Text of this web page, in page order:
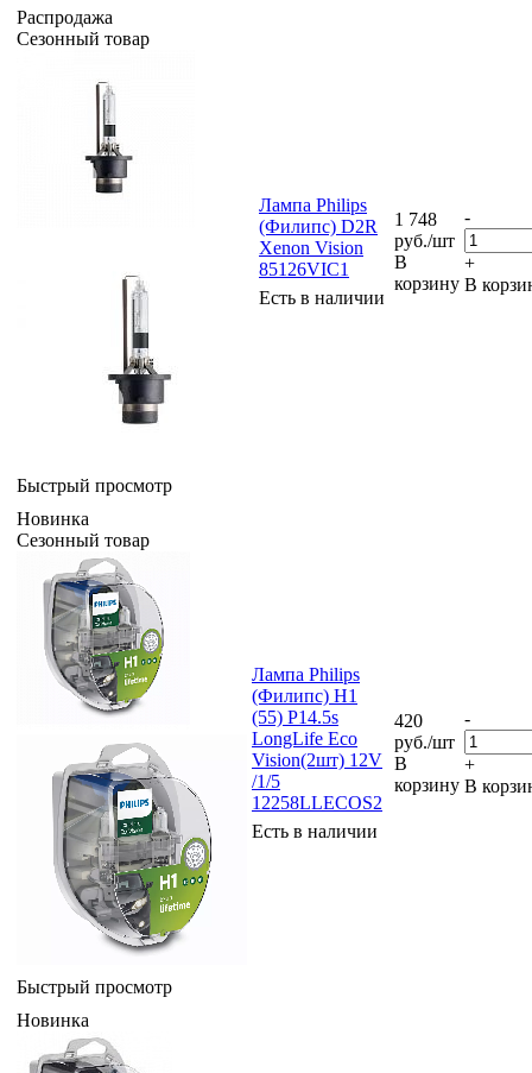
Распродажа
Сезонный товар
Быстрый просмотр
Лампа Philips
(Филипс) D2R
Xenon Vision
85126VIC1
Есть в наличии
1 748
руб./шт
В
корзину
-
+
В
Новинка
Сезонный товар
Быстрый просмотр
Лампа Philips
(Филипс) H1
(55) P14.5s
LongLife Eco
Vision(2шт) 12V
/1/5
12258LLECOS2
Есть в наличии
420
руб./шт
В
корзину
-
+
В
Новинка